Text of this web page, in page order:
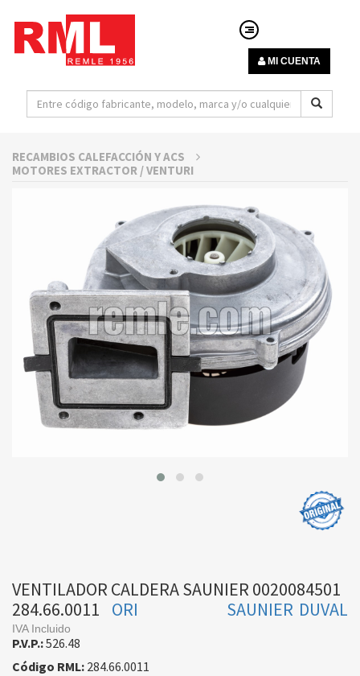
MI CUENTA
RECAMBIOS CALEFACCIÓN Y ACS
MOTORES EXTRACTOR / VENTURI
VENTILADOR CALDERA SAUNIER 0020084501
284.66.0011
SAUNIER DUVAL
ORI
IVA Incluido
P.V.P.:526.48
Código RML: 284.66.0011